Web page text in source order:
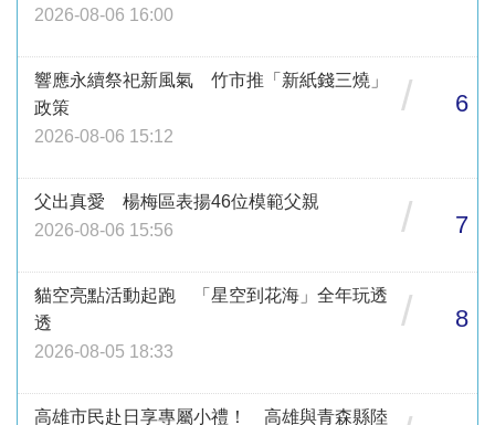
2026-08-06 16:00
響應永續祭祀新風氣 竹市推「新紙錢三燒」
政策
2026-08-06 15:12
/ 6
父出真愛 楊梅區表揚46位模範父親
2026-08-06 15:56
/ 7
貓空亮點活動起跑 「星空到花海」全年玩透
透
2026-08-05 18:33
/ 8
高雄市民赴日享專屬小禮！ 高雄與青森縣陸